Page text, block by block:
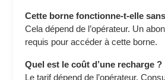
Cette borne fonctionne-t-elle
Cela dépend de l’opérateur. Un
requis pour accéder à cette borne.
Quel est le coût d’une recharge ?
Le tarif dépend de l’opérateur.